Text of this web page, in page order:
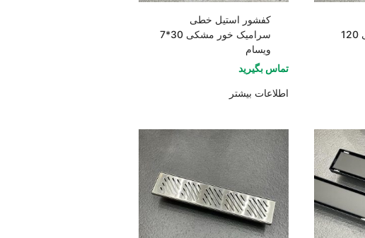
سرامیک خور مشکی 120
کفشور استیل خطی
سرامیک خور مشکی 30*7
ویسام
تماس بگیرید
اطلاعات بیشتر